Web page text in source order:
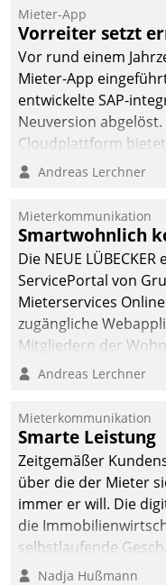
Datatrain ermöglicht
automatisiert
zielgerichtete
Mieterbefragungen –
starke Grundlage für
intelligente,
Entscheidungen.
Mieter-App
Vorreiter setzt
Vor rund einem
Mieter-App
entwickelte SAP-
Neuversion
Cloudplattform
die Funktionalität
integrieren.
Andreas Lerchner
Mieterkommunikation
Smartwohnlich
Die NEUE
ServicePortal von
Mieterservices
zugängliche
Mitgliedern der
Kontaktaufnahme
Andreas Lerchner
Mieterkommunikation
Smarte Leistung
Zeitgemäßer
über die der Mieter
immer er will. Die
die
selbstlaufende
Kunde und smart der
Nadja Hußmann